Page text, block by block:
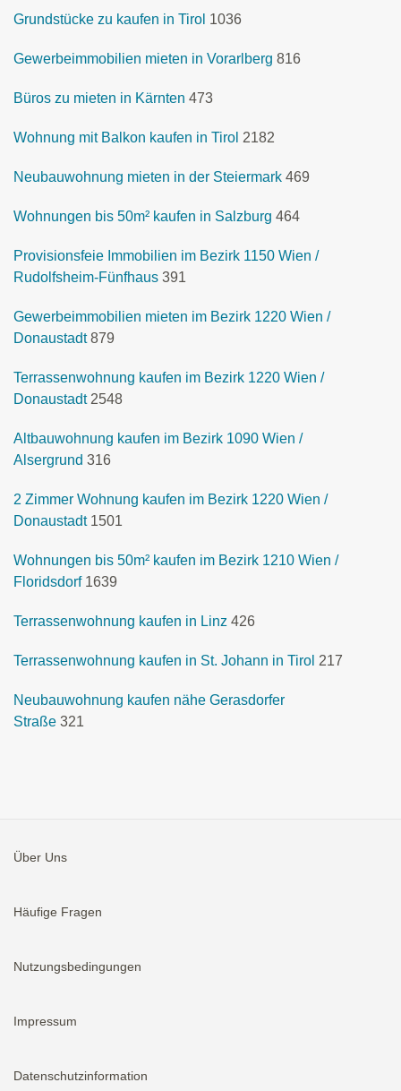
Grundstücke zu kaufen in Tirol 1036
Gewerbeimmobilien mieten in Vorarlberg 816
Büros zu mieten in Kärnten 473
Wohnung mit Balkon kaufen in Tirol 2182
Neubauwohnung mieten in der Steiermark 469
Wohnungen bis 50m² kaufen in Salzburg 464
Provisionsfeie Immobilien im Bezirk 1150 Wien /
Rudolfsheim-Fünfhaus 391
Gewerbeimmobilien mieten im Bezirk 1220 Wien /
Donaustadt 879
Terrassenwohnung kaufen im Bezirk 1220 Wien /
Donaustadt 2548
Altbauwohnung kaufen im Bezirk 1090 Wien /
Alsergrund 316
2 Zimmer Wohnung kaufen im Bezirk 1220 Wien /
Donaustadt 1501
Wohnungen bis 50m² kaufen im Bezirk 1210 Wien /
Floridsdorf 1639
Terrassenwohnung kaufen in Linz 426
Terrassenwohnung kaufen in St. Johann in Tirol 217
Neubauwohnung kaufen nähe Gerasdorfer
Straße 321
Über Uns
Häufige Fragen
Nutzungsbedingungen
Impressum
Datenschutzinformation